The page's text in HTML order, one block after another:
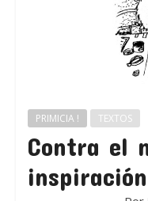
PRIMICIA ! TEXTOS
Contra el
inspiración